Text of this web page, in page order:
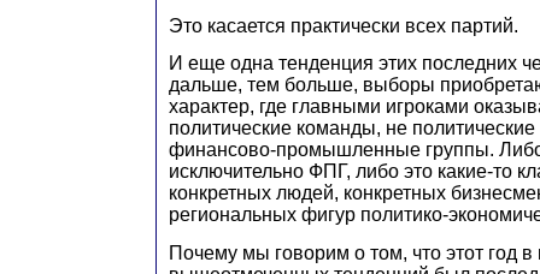
Это касается практически всех партий.
И еще одна тенденция этих последних
дальше, тем больше, выборы
характер, где главными игроками
политические команды, не политические
финансово-промышленные группы.
исключительно ФПГ, либо это какие-то
конкретных людей, конкретных
региональных фигур политико-
Почему мы говорим о том, что этот год в